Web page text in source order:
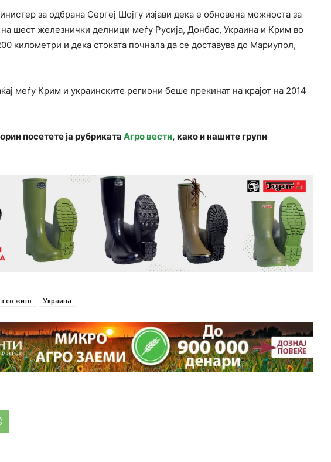
за одбрана Сергеј Шојгу изјави дека е обновена можноста за
шест железнички делници меѓу Русија, Донбас, Украина и Крим во
километри и дека стоката почнала да се доставува до Мариупол,
меѓу Крим и украинските региони беше прекинат на крајот на 2014
посетете ја рубриката Агро вести, како и нашите групи
со жито Украина